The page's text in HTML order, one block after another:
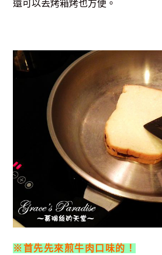
還可以丟烤箱烤也方便。
※首先先來煎牛肉口味的！